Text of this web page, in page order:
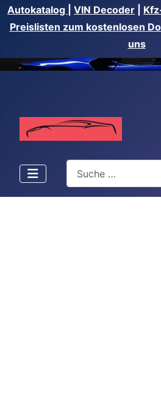
Autokatalog VIN Decoder
Preislisten zum kostenlosen
uns